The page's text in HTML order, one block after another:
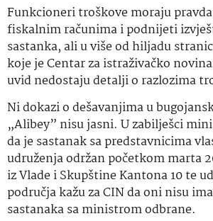
Funkcioneri troškove moraju
fiskalnim računima i podnijeti
sastanka, ali u više od hiljadu
koje je Centar za istraživačko
uvid nedostaju detalji o razlozima
Ni dokazi o dešavanjima u
„Alibey” nisu jasni. U zabilješci
da je sastanak sa predstavnicima
udruženja održan početkom marta
iz Vlade i Skupštine Kantona 10 te
područja kažu za CIN da oni nisu
sastanaka sa ministrom odbrane.